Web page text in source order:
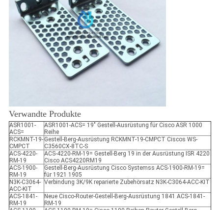
Verwandte Produkte
ASR1001-
ACS=
ASR1001-ACS= 19" Gestell-Ausrüstung für Cisco ASR 1000
Reihe
RCKMNT-19-
CMPCT
Gestell-Berg-Ausrüstung RCKMNT-19-CMPCT Ciscos WS-
C3560CX-8TC-S
ACS-4220-
RM-19
ACS-4220-RM-19= Gestell-Berg 19 in der Ausrüstung ISR 4220
Cisco ACS4220RM19
ACS-1900-
RM-19
Gestell-Berg-Ausrüstung Cisco Systemss ACS-1900-RM-19=
für 1921 1905
N3K-C3064-
ACC-KIT
Verbindung 3K/9K reparierte Zubehörsatz N3K-C3064-ACC-KIT
ACS-1841-
RM-19
Neue Cisco-Router-Gestell-Berg-Ausrüstung 1841 ACS-1841-
RM-19